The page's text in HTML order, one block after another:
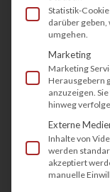
und umfasst
Beratung
Effizienz und
sind.
Statistik-
darüber
umgehen.
Marketing
Marketing
Herausgebern
anzuzeigen.
hinweg
Externe
Inhalte von
werden
akzeptiert
manuelle